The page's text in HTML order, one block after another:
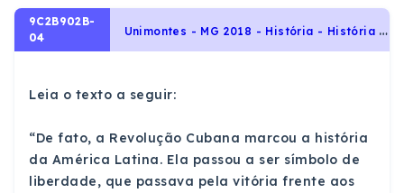
9C2B902B-
04
U
nimontes - MG 2018 - História - História da América Latina, América Latina na segunda metade do século XX: revoluções, transformações e permanências
Leia o texto a seguir:
“De fato, a Revolução Cubana marcou a história
da América Latina. Ela passou a ser símbolo de
liberdade, que passava pela vitória frente aos